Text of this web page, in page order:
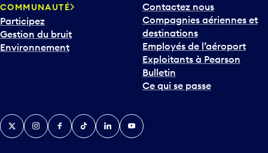
COMMUNAUTÉ
Participez
Gestion du bruit
Environnement
Contactez nous
Compagnies aériennes et
destinations
Employés de l’aéroport
Exploitants à Pearson
Bulletin
Ce qui se passe
TwitterInstagramFacebook
TikTokLinkedInYouTube